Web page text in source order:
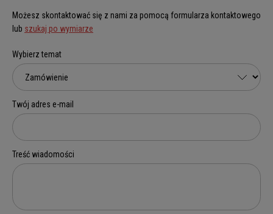
Możesz skontaktować się z nami za pomocą formularza kontaktowego
lub szukaj po wymiarze